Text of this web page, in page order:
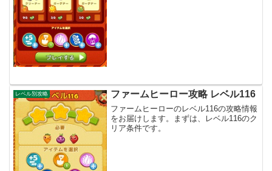
レベル別攻略 ファームヒーロー攻略 レベル116
ファームヒーローのレベル116の攻略情報
をお届けします。まずは、レベル116のク
リア条件です。